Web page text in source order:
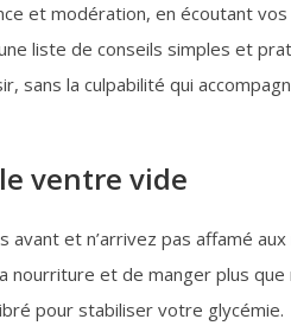
et modération, en écoutant
liste de conseils simples et
sans la culpabilité qui
ventre vide
avant et n’arrivez pas affamé
nourriture et de manger plus que
pour stabiliser votre glycémie.